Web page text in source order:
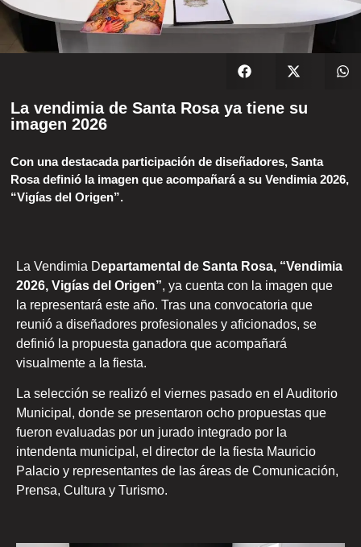
La vendimia de Santa Rosa ya tiene su
imagen 2026
Con una destacada participación de diseñadores, Santa
Rosa definió la imagen que acompañará a su Vendimia 2026,
“Vigías del Origen”.
La Vendimia Departamental de Santa Rosa, “Vendimia
2026, Vigías del Origen”, ya cuenta con la imagen que
la representará este año. Tras una convocatoria que
reunió a diseñadores profesionales y aficionados, se
definió la propuesta ganadora que acompañará
visualmente a la fiesta.
La selección se realizó el viernes pasado en el Auditorio
Municipal, donde se presentaron ocho propuestas que
fueron evaluadas por un jurado integrado por la
intendenta municipal, el director de la fiesta Mauricio
Palacio y representantes de las áreas de Comunicación,
Prensa, Cultura y Turismo.